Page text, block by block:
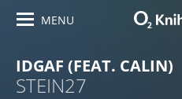
MENU
IDGAF (FEAT. CALIN)
STEIN27